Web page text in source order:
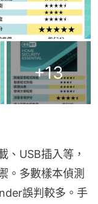
+13
、USB插入等，
。多數樣本偵測
誤判較多。手